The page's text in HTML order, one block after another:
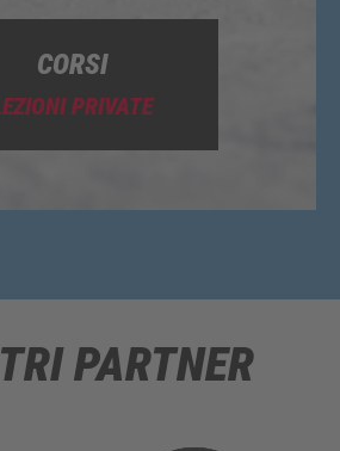
CORSI
PRIVATE
PARTNER